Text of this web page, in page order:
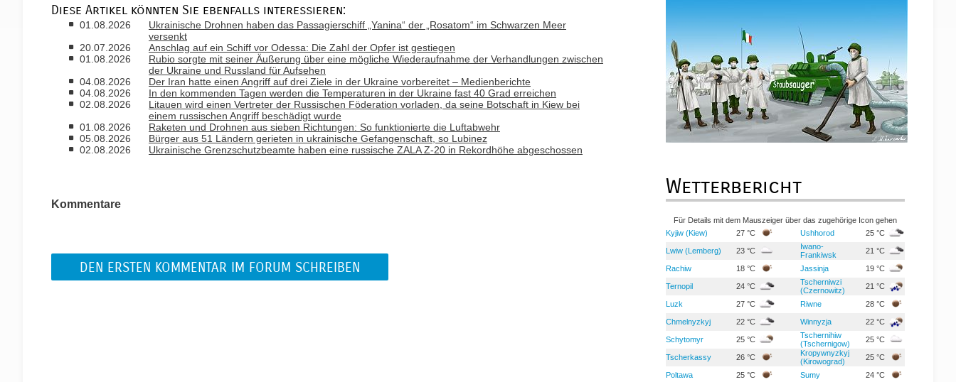
Diese Artikel könnten Sie ebenfalls interessieren:
01.08.2026
Ukrainische Drohnen haben das Passagierschiff „Yanina“ der „Rosatom“ im Schwarzen Meer
versenkt
20.07.2026
Anschlag auf ein Schiff vor Odessa: Die Zahl der Opfer ist gestiegen
01.08.2026
Rubio sorgte mit seiner Äußerung über eine mögliche Wiederaufnahme der Verhandlungen zwischen
der Ukraine und Russland für Aufsehen
04.08.2026
Der Iran hatte einen Angriff auf drei Ziele in der Ukraine vorbereitet – Medienberichte
04.08.2026
In den kommenden Tagen werden die Temperaturen in der Ukraine fast 40 Grad erreichen
02.08.2026
Litauen wird einen Vertreter der Russischen Föderation vorladen, da seine Botschaft in Kiew bei
einem russischen Angriff beschädigt wurde
01.08.2026
Raketen und Drohnen aus sieben Richtungen: So funktionierte die Luftabwehr
05.08.2026
Bürger aus 51 Ländern gerieten in ukrainische Gefangenschaft, so Lubinez
02.08.2026
Ukrainische Grenzschutzbeamte haben eine russische ZALA Z-20 in Rekordhöhe abgeschossen
Kommentare
DEN ERSTEN KOMMENTAR IM FORUM SCHREIBEN
Wetterbericht
Für Details mit dem Mauszeiger über das zugehörige Icon gehen
Kyjiw (Kiew)
27 °C Ushhorod 25 °C
Lwiw (Lemberg) 23 °C
Iwano-
Frankiwsk
21 °C
Rachiw 18 °C Jassinja 19 °C
Ternopil 24 °C
Tscherniwzi
(Czernowitz)
21 °C
Luzk 27 °C Riwne 28 °C
Chmelnyzkyj 22 °C Winnyzja 22 °C
Schytomyr 25 °C
Tschernihiw
(Tschernigow)
25 °C
Tscherkassy 26 °C
Kropywnyzkyj
(Kirowograd)
25 °C
Poltawa 25 °C Sumy 24 °C